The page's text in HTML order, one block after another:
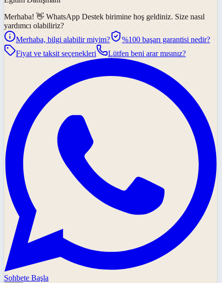
Merhaba! 👋 WhatsApp Destek birimine hoş geldiniz. Size nasıl
yardımcı olabiliriz?
Merhaba, bilgi alabilir miyim?
%100 başarı garantisi nedir?
Fiyat ve taksit seçenekleri
Lütfen beni arar mısınız?
Sohbete Başla